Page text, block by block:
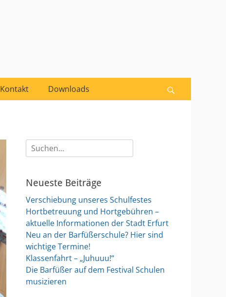
Kontakt Downloads
Suche
nach:
Neueste Beiträge
Verschiebung unseres Schulfestes
Hortbetreuung und Hortgebühren –
aktuelle Informationen der Stadt Erfurt
Neu an der Barfüßerschule? Hier sind
wichtige Termine!
Klassenfahrt – „Juhuuu!“
Die Barfüßer auf dem Festival Schulen
musizieren